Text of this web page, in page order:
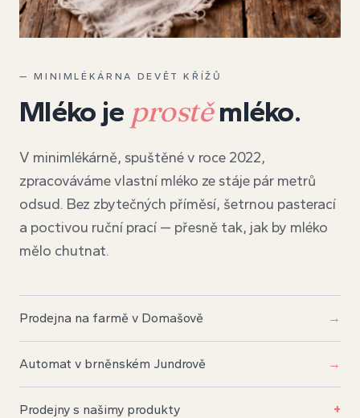
— MINIMLÉKÁRNA DEVĚT KŘÍŽŮ
Mléko je prostěmléko.
V minimlékárně, spuštěné v roce 2022,
zpracováváme vlastní mléko ze stáje pár metrů
odsud. Bez zbytečných příměsí, šetrnou pasterací
a poctivou ruční prací — přesně tak, jak by mléko
mělo chutnat.
Prodejna na farmě v Domašově →
Automat v brněnském Jundrově →
Prodejny s našimy produkty +